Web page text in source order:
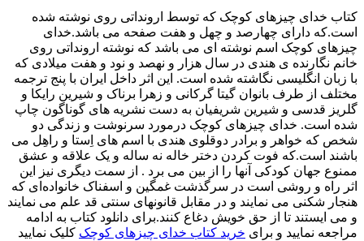
کتاب خدای چیزهای کوچک که توسط ارونداتی روی نوشته شده
است.که دارای چهارصد و چهل و هفت صفحه می باشد.خدای
چیزهای کوچک اسم نوشته ای می باشد که نوشته ارونداتی روی
خانم نگارنده ی هندی در سال هزار و نهصد و نود و هفت میلادی که
با زبان انگلیسی نگاشته شده است. این اثر داخل ایران با پنج ترجمه
مختلف از طرف بانوان گیتا گرکانی و زهرا برناک و شیرین رایکا و
گلریز قدسی و شیرین شریفیان به دست نشریه های گوناگون چاپ
شده است. خدای چیزهای کوچک درمورد سرنوشت و زندگی دو
شخص که خواهر و برادر دوقلوی هندی با اسم های اِستا و راهِل می
باشند است.که فوت کردن دختر خاله نه ساله و یک علاقه و عشق
ممنوع جهان کودکی آنها را از بین می برد . از سمت دیگری نیز این
اثر راه و روشی است در سرگذشت غمگین و اسفناک خانواده‌ای که
هنجار شکنی می نمایند و در مقابل قانونهای سنتی قد علم می نمایند
و می ایستند تا از حق خویش دغاع کنند.برای دانلود کتاب به ادامه
مراجعه نمایید و برای خرید کتاب خدای چیزهای کوچک کلیک نمایید